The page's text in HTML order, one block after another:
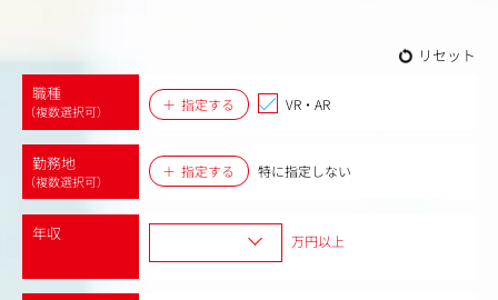
リセット
職種
（複数選択可） 指定する VR・AR
勤務地
（複数選択可）
指定する 特に指定しない
年収 万円以上